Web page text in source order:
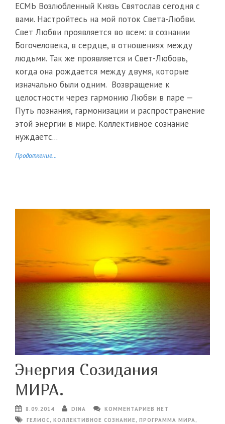
ЕСМЬ Возлюбленный Князь Святослав сегодня с
вами. Настройтесь на мой поток Света-Любви.
Свет Любви проявляется во всем: в сознании
Богочеловека, в сердце, в отношениях между
людьми. Так же проявляется и Свет-Любовь,
когда она рождается между двумя, которые
изначально были одним. Возвращение к
целостности через гармонию Любви в паре —
Путь познания, гармонизации и распространение
этой энергии в мире. Коллективное сознание
нуждаетс...
Продолжение...
Энергия Созидания
МИРА.
8.09.2014 DINA
КОММЕНТАРИЕВ НЕТ
ГЕЛИОС, КОЛЛЕКТИВНОЕ СОЗНАНИЕ, ПРОГРАММА МИРА,